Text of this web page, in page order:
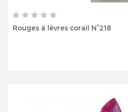
Rouges à lèvres corail N°218